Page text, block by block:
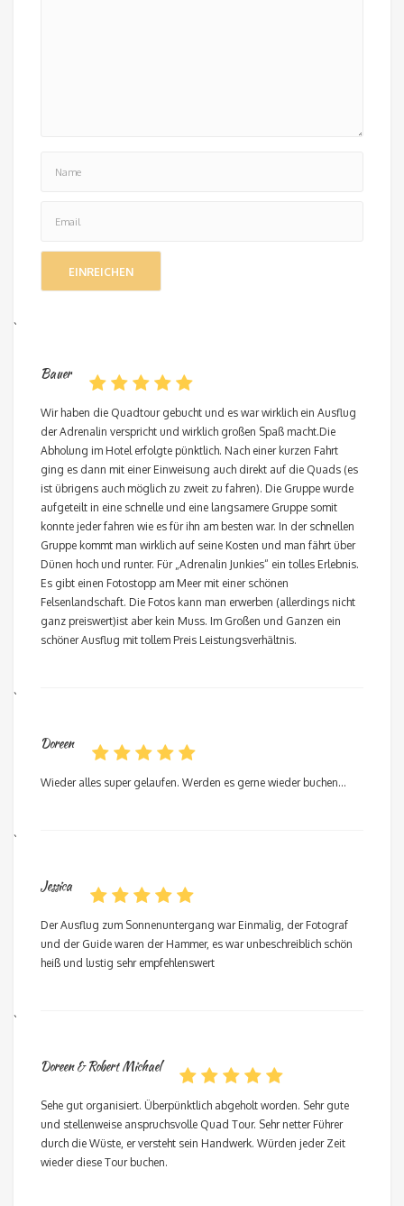
`
Bauer
Wir haben die Quadtour gebucht und es war wirklich ein Ausflug
der Adrenalin verspricht und wirklich großen Spaß macht.Die
Abholung im Hotel erfolgte pünktlich. Nach einer kurzen Fahrt
ging es dann mit einer Einweisung auch direkt auf die Quads (es
ist übrigens auch möglich zu zweit zu fahren). Die Gruppe wurde
aufgeteilt in eine schnelle und eine langsamere Gruppe somit
konnte jeder fahren wie es für ihn am besten war. In der schnellen
Gruppe kommt man wirklich auf seine Kosten und man fährt über
Dünen hoch und runter. Für „Adrenalin Junkies“ ein tolles Erlebnis.
Es gibt einen Fotostopp am Meer mit einer schönen
Felsenlandschaft. Die Fotos kann man erwerben (allerdings nicht
ganz preiswert)ist aber kein Muss. Im Großen und Ganzen ein
schöner Ausflug mit tollem Preis Leistungsverhältnis.
`
Doreen
Wieder alles super gelaufen. Werden es gerne wieder buchen…
`
Jessica
Der Ausflug zum Sonnenuntergang war Einmalig, der Fotograf
und der Guide waren der Hammer, es war unbeschreiblich schön
heiß und lustig sehr empfehlenswert
`
Doreen & Robert Michael
Sehe gut organisiert. Überpünktlich abgeholt worden. Sehr gute
und stellenweise anspruchsvolle Quad Tour. Sehr netter Führer
durch die Wüste, er versteht sein Handwerk. Würden jeder Zeit
wieder diese Tour buchen.